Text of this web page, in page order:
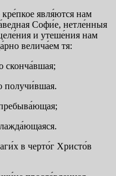
явля́ются нам
Софи́е, нетле́нныя
и утеше́ния нам
велича́ем тя:
сконча́вшая;
получи́вшая.
в черто́г Христо́в